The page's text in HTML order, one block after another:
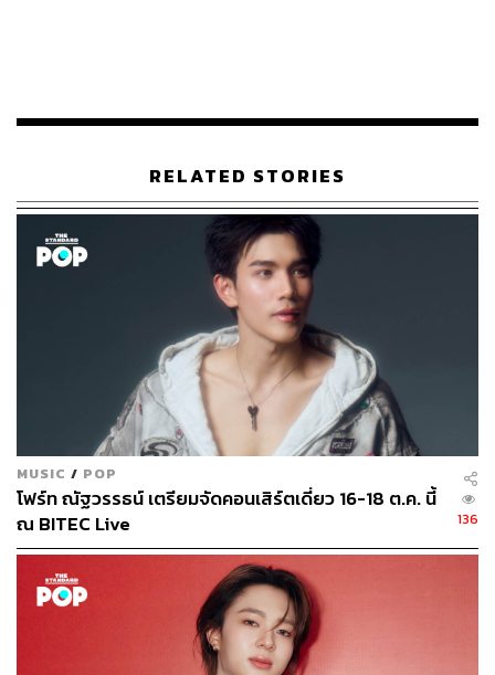
ABOUT THE AUTHOR
Content Creator นักเล่าเรื่องผ่านเรื่องราวที่
ชื่นชอบ
RELATED STORIES
MUSIC / POP
โฟร์ท ณัฐวรรธน์ เตรียมจัดคอนเสิร์ตเดี่ยว 16-18 ต.ค. นี้
ณ BITEC Live
136